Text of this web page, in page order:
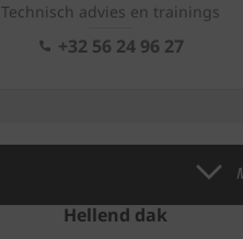
Technisch advies en trainings
+32 56 24 96 27
Hellend dak